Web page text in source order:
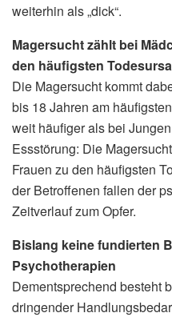
weiterhin als „dick“.
Magersucht zählt bei
den häufigsten
Die Magersucht kommt
bis 18 Jahren am
weit häufiger als bei
Essstörung: Die
Frauen zu den häufigsten
der Betroffenen fallen der
Zeitverlauf zum Opfer.
Bislang keine fundierten
Psychotherapien
Dementsprechend besteht
dringender